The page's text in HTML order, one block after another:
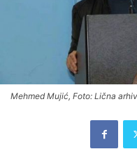
Mehmed Mujić, Foto: Lična